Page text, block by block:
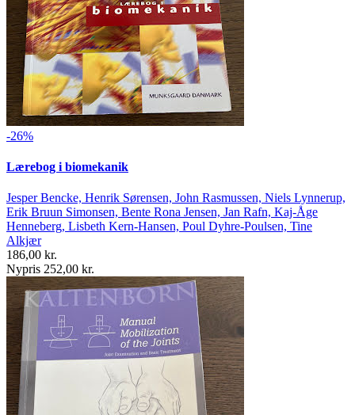
-26%
Lærebog i biomekanik
Jesper Bencke, Henrik Sørensen, John Rasmussen, Niels Lynnerup,
Erik Bruun Simonsen, Bente Rona Jensen, Jan Rafn, Kaj-Åge
Henneberg, Lisbeth Kern-Hansen, Poul Dyhre-Poulsen, Tine
Alkjær
186,00 kr.
Nypris 252,00 kr.